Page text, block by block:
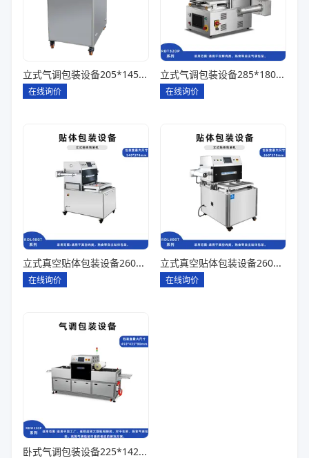
立式气调包装设备205*145*85一出四
在线询价
立式气调包装设备285*180*80一出一
在线询价
立式真空贴体包装设备260*180一出四
在线询价
立式真空贴体包装设备260*180一出二
在线询价
卧式气调包装设备225*142*80一出六